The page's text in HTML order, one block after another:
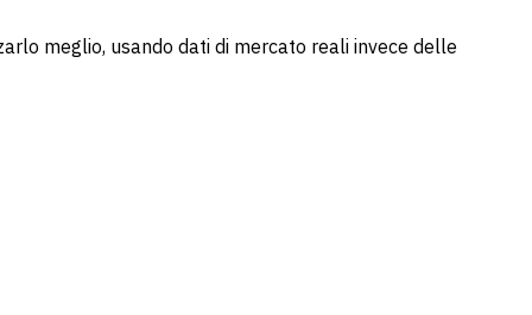
meglio, usando dati di mercato reali invece delle